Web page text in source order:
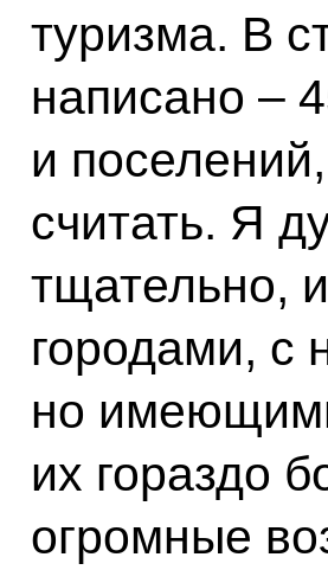
туризма. В
написано –
и
считать. Я
тщательно,
городами, с
но
их гораздо
огромные